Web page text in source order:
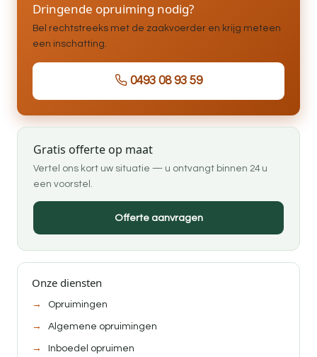
Dringende opruiming nodig?
Bel rechtstreeks met de zaakvoerder en krijg meteen
een inschatting.
0493 08 93 59
Gratis offerte op maat
Vertel ons kort uw situatie — u ontvangt binnen 24 u
een voorstel.
Offerte aanvragen
Onze diensten
Opruimingen
Algemene opruimingen
Inboedel opruimen